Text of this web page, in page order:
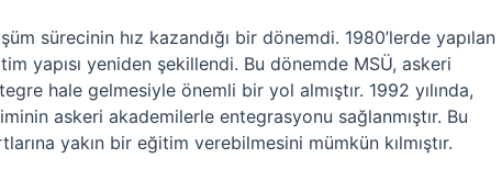
sürecinin hız kazandığı bir dönemdi. 1980’lerde yapılan
yapısı yeniden şekillendi. Bu dönemde MSÜ, askeri
hale gelmesiyle önemli bir yol almıştır. 1992 yılında,
askeri akademilerle entegrasyonu sağlanmıştır. Bu
yakın bir eğitim verebilmesini mümkün kılmıştır.